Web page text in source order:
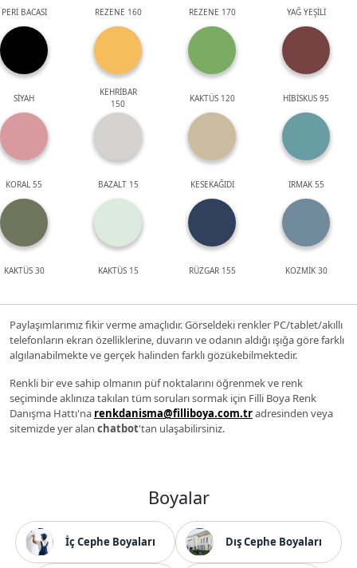
PERİ BACASI REZENE 160 REZENE 170 YAĞ YEŞİLİ
SİYAH
KEHRİBAR
150
KAKTÜS 120 HİBİSKUS 95
KORAL 55 BAZALT 15 KESEKAĞIDI IRMAK 55
KAKTÜS 30 KAKTÜS 15 RÜZGAR 155 KOZMİK 30
Paylaşımlarımız fikir verme amaçlıdır. Görseldeki renkler PC/tablet/akıllı
telefonların ekran özelliklerine, duvarın ve odanın aldığı ışığa göre farklı
algılanabilmekte ve gerçek halinden farklı gözükebilmektedir.
Renkli bir eve sahip olmanın püf noktalarını öğrenmek ve renk
seçiminde aklınıza takılan tüm soruları sormak için Filli Boya Renk
Danışma Hattı'na renkdanisma@filliboya.com.tradresinden veya
sitemizde yer alan chatbot'tan ulaşabilirsiniz.
Boyalar
İç Cephe Boyaları Dış Cephe Boyaları